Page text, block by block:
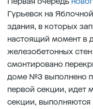
Гурьевск на
здания, в которых
настоящий момент в
железобетонных
смонтировано
доме №3 выполнено
первой секции, идет
секции, выполняются